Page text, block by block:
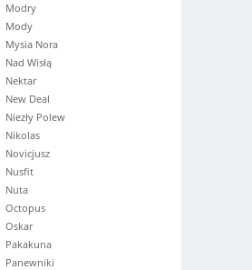
Modry
Mody
Mysia Nora
Nad Wisłą
Nektar
New Deal
Niezły Polew
Nikolas
Novicjusz
Nusfit
Nuta
Octopus
Oskar
Pakakuna
Panewniki